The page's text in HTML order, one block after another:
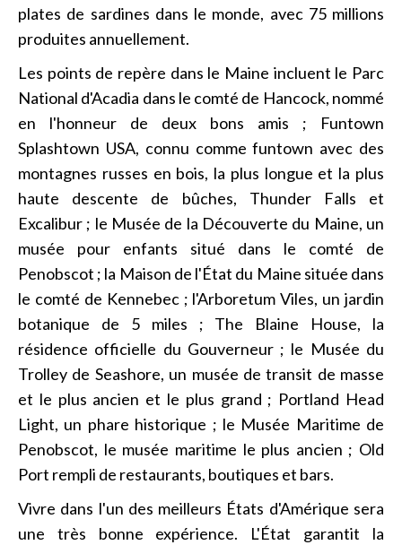
plates de sardines dans le monde, avec 75 millions
produites annuellement.
Les points de repère dans le Maine incluent le Parc
National d'Acadia dans le comté de Hancock, nommé
en l'honneur de deux bons amis ; Funtown
Splashtown USA, connu comme funtown avec des
montagnes russes en bois, la plus longue et la plus
haute descente de bûches, Thunder Falls et
Excalibur ; le Musée de la Découverte du Maine, un
musée pour enfants situé dans le comté de
Penobscot ; la Maison de l'État du Maine située dans
le comté de Kennebec ; l'Arboretum Viles, un jardin
botanique de 5 miles ; The Blaine House, la
résidence officielle du Gouverneur ; le Musée du
Trolley de Seashore, un musée de transit de masse
et le plus ancien et le plus grand ; Portland Head
Light, un phare historique ; le Musée Maritime de
Penobscot, le musée maritime le plus ancien ; Old
Port rempli de restaurants, boutiques et bars.
Vivre dans l'un des meilleurs États d'Amérique sera
une très bonne expérience. L'État garantit la